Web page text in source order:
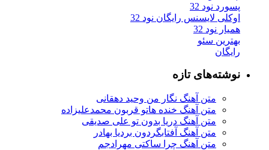
نود 32
لایسنس رایگان نود 32
نود 32
سئو
تازه
متن آهنگ نگار من وحید دهقانی
متن آهنگ خنده هاتو قربون محمدعلیزاده
متن آهنگ دریا بدون تو علی صدیقی
متن آهنگ آفتابگردون بردیا بهادر
متن آهنگ چرا ساکتی مهرادجم